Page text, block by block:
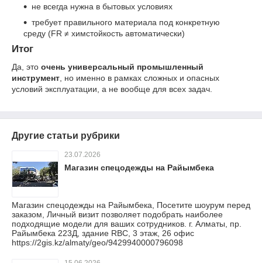
не всегда нужна в бытовых условиях
требует правильного материала под конкретную
среду (FR ≠ химстойкость автоматически)
Итог
Да, это очень универсальный промышленный
инструмент , но именно в рамках сложных и опасных
условий эксплуатации, а не вообще для всех задач.
Другие статьи рубрики
23.07.2026
Магазин спецодежды на Райымбека
Магазин спецодежды на Райымбека, Посетите шоурум перед
заказом, Личный визит позволяет подобрать наиболее
подходящие модели для ваших сотрудников. г. Алматы, пр.
Райымбека 223Д, здание RBC, 3 этаж, 26 офис
https://2gis.kz/almaty/geo/9429940000796098